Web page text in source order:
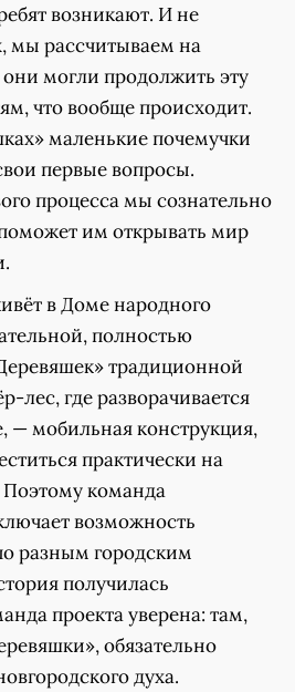
возникают. И не
мы рассчитываем на
могли продолжить эту
что вообще происходит.
маленькие почемучки
первые вопросы.
процесса мы сознательно
им открывать мир
в Доме народного
полностью
традиционной
лес, где разворачивается
— мобильная конструкция,
практически на
команда
возможность
разным городским
получилась
проекта уверена: там,
обязательно
духа.